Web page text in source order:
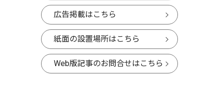
広告掲載はこちら
紙面の設置場所はこちら
Web版記事のお問合せはこちら